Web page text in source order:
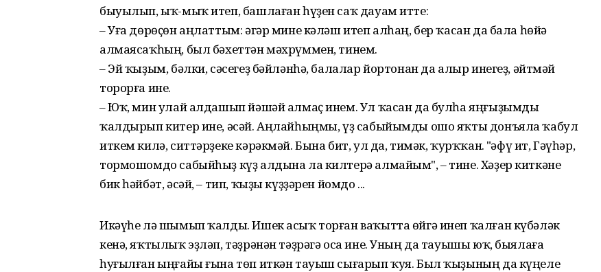
быуылып, ыҡ-мыҡ итеп, башлаған һүҙен саҡ дауам итте:
– Уға дөрөҫөн аңлаттым: әгәр мине кәләш итеп алһаң, бер ҡасан да бала һөйә
алмаясаҡһың, был бәхеттән мәхрүммен, тинем.
– Эй ҡыҙым, бәлки, сәсегеҙ бәйләнһә, балалар йортонан да алыр инегеҙ, әйтмәй
торорға ине.
– Юҡ, мин улай алдашып йәшәй алмаҫ инем. Ул ҡасан да булһа яңғыҙымды
ҡалдырып китер ине, әсәй. Аңлайһыңмы, үҙ сабыйымды ошо яҡты донъяла ҡабул
иткем килә, ситтәрҙеке кәрәкмәй. Бына бит, ул да, тимәк, ҡурҡҡан. "Ғәфү ит, Гәүһәр,
тормошомдо сабыйһыҙ күҙ алдына ла килтерә алмайым", – тине. Хәҙер киткәне
бик һәйбәт, әсәй, – тип, ҡыҙы күҙҙәрен йомдо ...
Икәүһе лә шымып ҡалды. Ишек асыҡ торған ваҡытта өйгә инеп ҡалған күбәләк
кенә, яҡтылыҡ эҙләп, тәҙрәнән тәҙрәгә оса ине. Уның да тауышы юҡ, быялаға
һуғылған ыңғайы ғына төп иткән тауыш сығарып ҡуя. Был ҡыҙының да күңеле